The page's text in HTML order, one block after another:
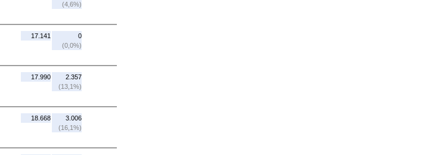
(4,6%)
17.141
0
(0,0%)
17.990
2.357
(13,1%)
18.668
3.006
(16,1%)